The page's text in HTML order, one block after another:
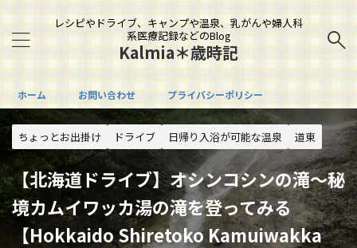
レシピやドライブ、キャンプや温泉、乳がんや婦人科
系医療記録などのBlog
Kalmia＊歳時記
ホーム お問い合わせ プライバシーポリシー
ちょっとお出掛け ドライブ 日帰り入浴が可能な温泉 道東
【北海道ドライブ】オシンコシンの滝～秘
境カムイワッカ湯の滝を登ってみる
【Hokkaido Shiretoko Kamuiwakka